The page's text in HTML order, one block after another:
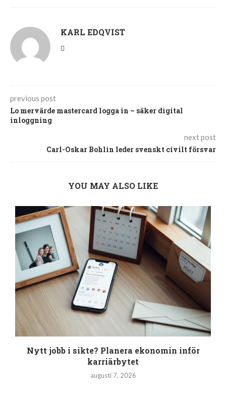
KARL EDQVIST
previous post
Lo mervärde mastercard logga in – säker digital
inloggning
next post
Carl-Oskar Bohlin leder svenskt civilt försvar
YOU MAY ALSO LIKE
Nytt jobb i sikte? Planera ekonomin inför
karriärbytet
augusti 7, 2026